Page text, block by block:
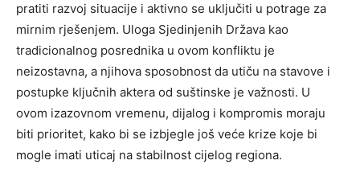
pratiti razvoj situacije i aktivno se uključiti u potrage za
mirnim rješenjem. Uloga Sjedinjenih Država kao
tradicionalnog posrednika u ovom konfliktu je
neizostavna, a njihova sposobnost da utiču na stavove i
postupke ključnih aktera od suštinske je važnosti. U
ovom izazovnom vremenu, dijalog i kompromis moraju
biti prioritet, kako bi se izbjegle još veće krize koje bi
mogle imati uticaj na stabilnost cijelog regiona.